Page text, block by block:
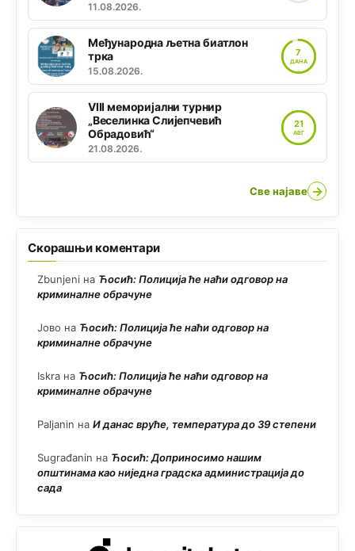
11.08.2026.
Међународна љетна биатлон
трка
15.08.2026.
7
ДАНА
VIII меморијални турнир
„Веселинка Слијепчевић
Обрадовић“
21.08.2026.
21
АВГ
Све најаве →
Скорашњи коментари
Zbunjeni на Ћосић: Полиција ће наћи одговор на
криминалне обрачуне
Јово на Ћосић: Полиција ће наћи одговор на
криминалне обрачуне
Iskra на Ћосић: Полиција ће наћи одговор на
криминалне обрачуне
Paljanin на И данас вруће, температура до 39 степени
Sugrađanin на Ћосић: Доприносимо нашим
општинама као ниједна градска администрација до
сада